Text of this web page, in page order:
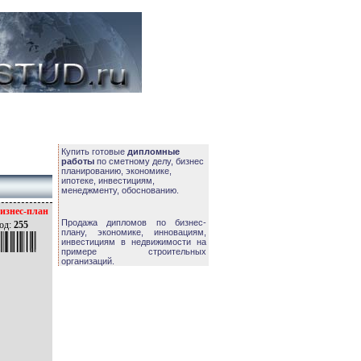
план
255
Купить готовые дипломные
работы по сметному делу, бизнес
планированию, экономике,
ипотеке, инвестициям,
менеджменту, обоснованию.
Продажа дипломов по бизнес-
плану, экономике, инновациям,
инвестициям в недвижимости на
примере строительных
организаций.